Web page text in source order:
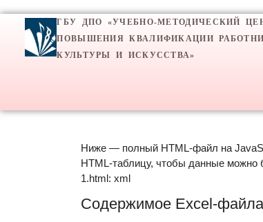
ГБУ ДПО «УЧЕБНО-МЕТОДИЧЕСКИЙ
ПОВЫШЕНИЯ КВАЛИФИКАЦИИ
КУЛЬТУРЫ И ИСКУССТВА»
Ниже — полный HTML-файл на
HTML-таблицу, чтобы данные можно
1.html: xml
Содержимое Excel-